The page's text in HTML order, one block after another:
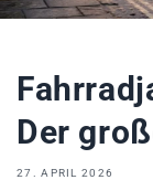
Der
27. APRIL 2026